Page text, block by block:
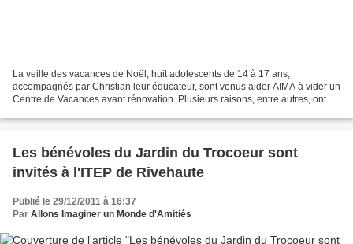
La veille des vacances de Noël, huit adolescents de 14 à 17 ans,
accompagnés par Christian leur éducateur, sont venus aider AIMA à vider un
Centre de Vacances avant rénovation. Plusieurs raisons, entre autres, ont
Les bénévoles du Jardin du Trocoeur sont
invités à l'ITEP de Rivehaute
Publié le 29/12/2011 à 16:37
Par Allons Imaginer un Monde d'Amitiés